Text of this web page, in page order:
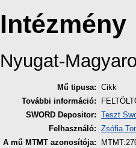
Intézmény
Nyugat-
Mű tipusa: Cikk
További információ:
SWORD Depositor: Teszt
Felhasználó: Zsófia
A mű MTMT azonosítója: